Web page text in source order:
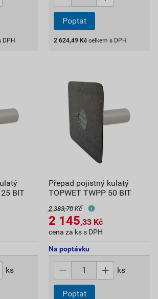
DPH
Poptat
2 624,49 Kč celkem s DPH
BIT
ks
Přepad pojistný kulatý
TOPWET TWPP 50 BIT
2 383,70 Kč
2 145,33 Kč
cena za ks s DPH
Na poptávku
ks
Poptat